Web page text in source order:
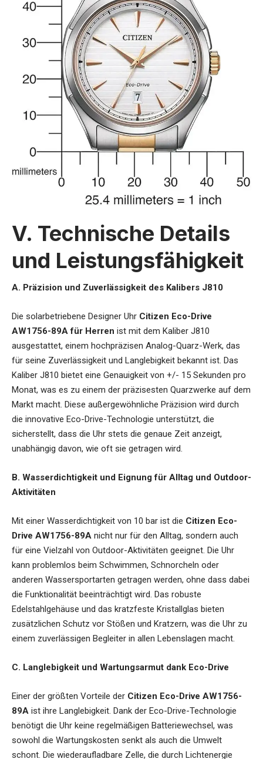
V. Technische Details
und Leistungsfähigkeit
A. Präzision und Zuverlässigkeit des Kalibers J810
Die solarbetriebene Designer Uhr Citizen Eco-Drive
AW1756-89A für Herren ist mit dem Kaliber J810
ausgestattet, einem hochpräzisen Analog-Quarz-Werk, das
für seine Zuverlässigkeit und Langlebigkeit bekannt ist. Das
Kaliber J810 bietet eine Genauigkeit von +/- 15 Sekunden pro
Monat, was es zu einem der präzisesten Quarzwerke auf dem
Markt macht. Diese außergewöhnliche Präzision wird durch
die innovative Eco-Drive-Technologie unterstützt, die
sicherstellt, dass die Uhr stets die genaue Zeit anzeigt,
unabhängig davon, wie oft sie getragen wird.
B. Wasserdichtigkeit und Eignung für Alltag und Outdoor-
Aktivitäten
Mit einer Wasserdichtigkeit von 10 bar ist die Citizen Eco-
Drive AW1756-89A nicht nur für den Alltag, sondern auch
für eine Vielzahl von Outdoor-Aktivitäten geeignet. Die Uhr
kann problemlos beim Schwimmen, Schnorcheln oder
anderen Wassersportarten getragen werden, ohne dass dabei
die Funktionalität beeinträchtigt wird. Das robuste
Edelstahlgehäuse und das kratzfeste Kristallglas bieten
zusätzlichen Schutz vor Stößen und Kratzern, was die Uhr zu
einem zuverlässigen Begleiter in allen Lebenslagen macht.
C. Langlebigkeit und Wartungsarmut dank Eco-Drive
Einer der größten Vorteile der Citizen Eco-Drive AW1756-
89A ist ihre Langlebigkeit. Dank der Eco-Drive-Technologie
benötigt die Uhr keine regelmäßigen Batteriewechsel, was
sowohl die Wartungskosten senkt als auch die Umwelt
schont. Die wiederaufladbare Zelle, die durch Lichtenergie